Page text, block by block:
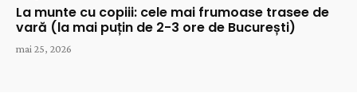
La munte cu copiii: cele mai frumoase trasee de
vară (la mai puțin de 2-3 ore de București)
mai 25, 2026